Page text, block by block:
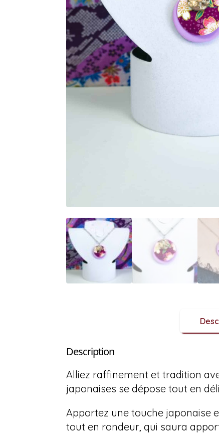
Description
Alliez raffinement et tradition
japonaises se dépose tout en
Apportez une touche japonaise
tout en rondeur, qui saura